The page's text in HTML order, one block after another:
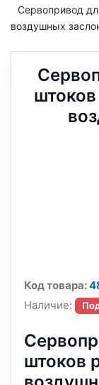
Сервопривод
воздушных
штоков
Код товара:
Наличие:
штоков